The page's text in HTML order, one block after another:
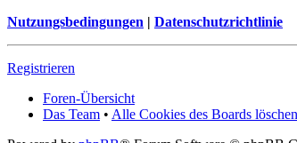
Nutzungsbedingungen | Datenschutzrichtlinie
Registrieren
Foren-Übersicht
Das Team • Alle Cookies des Boards löschen